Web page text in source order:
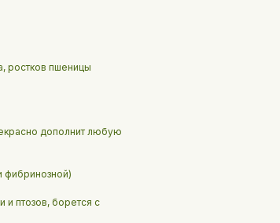
ростков пшеницы
дополнит любую
фибринозной)
птозов, борется с